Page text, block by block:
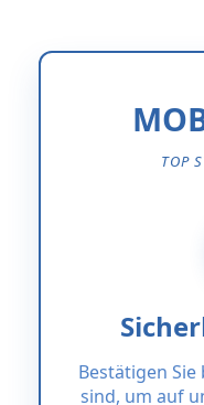
TOP
Bestätigen Sie
sind, um auf